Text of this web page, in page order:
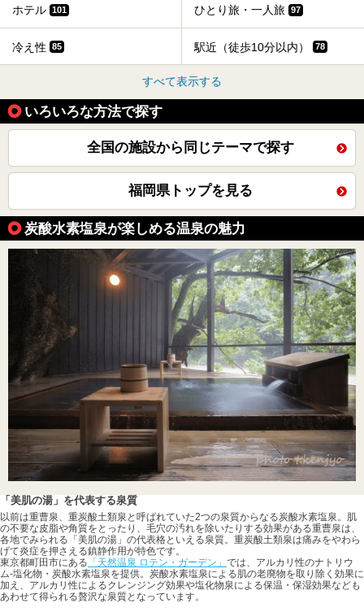
ホテル 101 ひとり旅・一人旅 97
冷え性 85 駅近（徒歩10分以内） 78
すべて表示する
いろいろな方法で探す
全国の施設から同じテーマで探す
福岡県トップを見る
炭酸水素塩泉が楽しめる温泉の魅力
「美肌の湯」を代表する泉質
以前は重曹泉、重炭酸土類泉と呼ばれていた2つの泉質からなる炭酸水素塩泉。肌
の不要な皮脂や角質をとったり、毛穴の汚れを除いたりする効果がある重曹泉は、
各地でみられる「美肌の湯」の代表格といえる泉質。重炭酸土類泉は痛みをやわら
げて炎症を押さえる鎮静作用が特色です。
東京都町田市にある 「天然温泉 ロテン・ガーデン」 では、アルカリ性のナトリウ
ム-塩化物・炭酸水素塩泉を提供。炭酸水素塩泉による肌の老廃物を取り除く効果に
加え、アルカリ性によるクレンジング効果や塩化物泉による保温・保湿効果なども
あわせて得られる贅沢な泉質となっています。